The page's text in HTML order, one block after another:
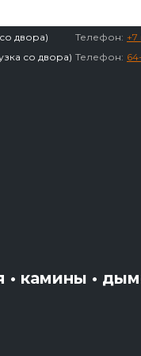
двора) Телефон: +7
со двора) Телефон:
• камины •